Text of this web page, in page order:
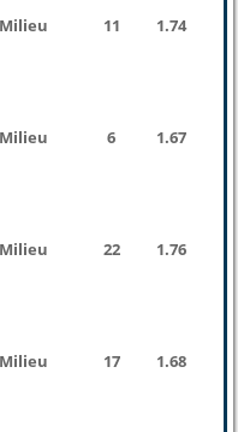
Milieu 11 1.74
Milieu 6 1.67
Milieu 22 1.76
Milieu 17 1.68